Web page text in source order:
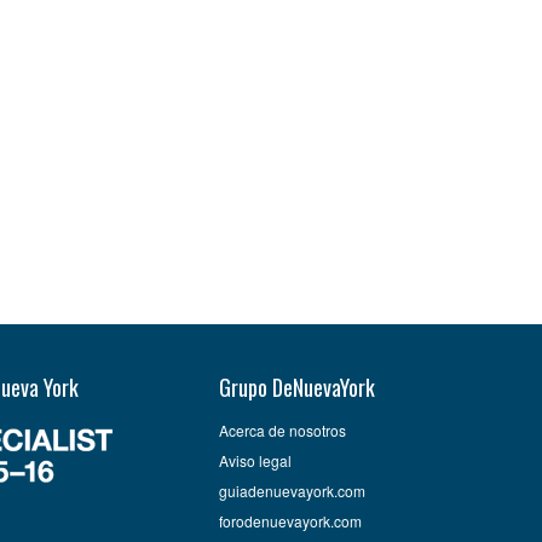
York Grupo DeNuevaYork
Acerca de nosotros
Aviso legal
guiadenuevayork.com
forodenuevayork.com